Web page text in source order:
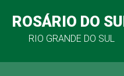
ROSÁRIO DO
RIO GRANDE DO SUL